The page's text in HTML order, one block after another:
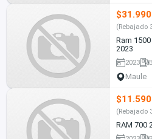
(Rebajado
Ram
2023
2023
Maule
(Rebajado
RAM 700